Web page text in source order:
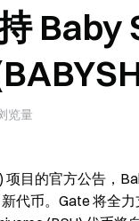
Baby
览量
项目的官方公告，
新代币。Gate 将全